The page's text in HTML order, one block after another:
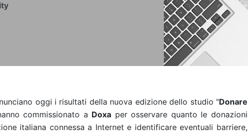
oggi i risultati della nuova edizione dello studio "Donare
commissionato a Doxa per osservare quanto le donazioni
italiana connessa a Internet e identificare eventuali barriere,